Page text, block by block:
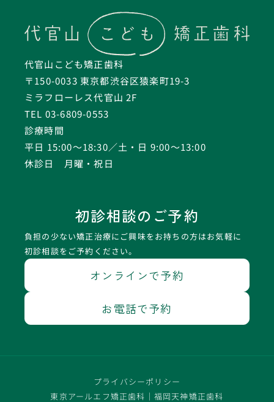
代官山こども矯正歯科
〒150-0033 東京都渋谷区猿楽町19-3
ミラフローレス代官山 2F
TEL 03-6809-0553
診療時間
平日 15:00〜18:30／土・日 9:00〜13:00
休診日 月曜・祝日
初診相談のご予約
負担の少ない矯正治療にご興味をお持ちの方はお気軽に
初診相談をご予約ください。
オンラインで予約
お電話で予約
プライバシーポリシー
東京アールエフ矯正歯科 ｜ 福岡天神矯正歯科